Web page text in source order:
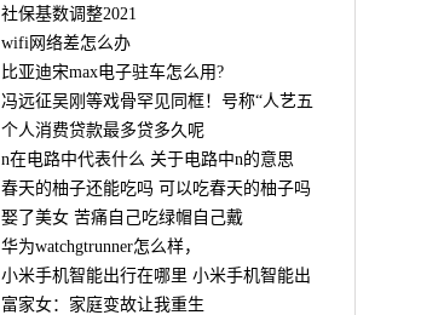
社保基数调整2021
wifi网络差怎么办
比亚迪宋max电子驻车怎么用?
冯远征吴刚等戏骨罕见同框！号称“人艺五
个人消费贷款最多贷多久呢
n在电路中代表什么 关于电路中n的意思
春天的柚子还能吃吗 可以吃春天的柚子吗
娶了美女 苦痛自己吃绿帽自己戴
华为watchgtrunner怎么样，
小米手机智能出行在哪里 小米手机智能出
富家女：家庭变故让我重生